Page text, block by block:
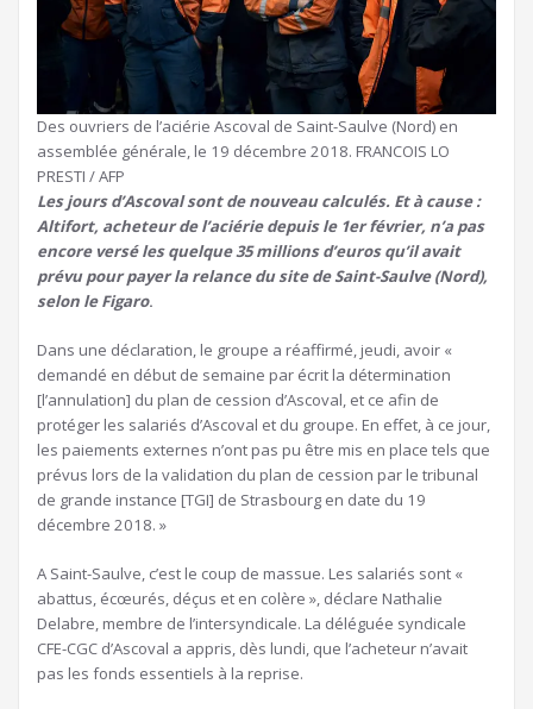
Des ouvriers de l’aciérie Ascoval de Saint-Saulve (Nord) en
assemblée générale, le 19 décembre 2018. FRANCOIS LO
PRESTI / AFP
Les jours d’Ascoval sont de nouveau calculés. Et à cause :
Altifort, acheteur de l’aciérie depuis le 1er février, n’a pas
encore versé les quelque 35 millions d’euros qu’il avait
prévu pour payer la relance du site de Saint-Saulve (Nord),
selon le Figaro.
Dans une déclaration, le groupe a réaffirmé, jeudi, avoir «
demandé en début de semaine par écrit la détermination
[l’annulation] du plan de cession d’Ascoval, et ce afin de
protéger les salariés d’Ascoval et du groupe. En effet, à ce jour,
les paiements externes n’ont pas pu être mis en place tels que
prévus lors de la validation du plan de cession par le tribunal
de grande instance [TGI] de Strasbourg en date du 19
décembre 2018. »
A Saint-Saulve, c’est le coup de massue. Les salariés sont «
abattus, écœurés, déçus et en colère », déclare Nathalie
Delabre, membre de l’intersyndicale. La déléguée syndicale
CFE-CGC d’Ascoval a appris, dès lundi, que l’acheteur n’avait
pas les fonds essentiels à la reprise.